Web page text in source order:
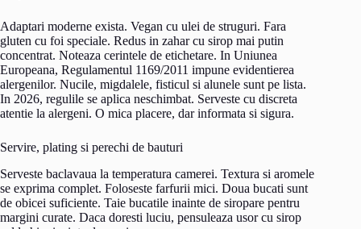
Adaptari moderne exista. Vegan cu ulei de struguri. Fara
gluten cu foi speciale. Redus in zahar cu sirop mai putin
concentrat. Noteaza cerintele de etichetare. In Uniunea
Europeana, Regulamentul 1169/2011 impune evidentierea
alergenilor. Nucile, migdalele, fisticul si alunele sunt pe lista.
In 2026, regulile se aplica neschimbat. Serveste cu discreta
atentie la alergeni. O mica placere, dar informata si sigura.
Servire, plating si perechi de bauturi
Serveste baclavaua la temperatura camerei. Textura si aromele
se exprima complet. Foloseste farfurii mici. Doua bucati sunt
de obicei suficiente. Taie bucatile inainte de siropare pentru
margini curate. Daca doresti luciu, pensuleaza usor cu sirop